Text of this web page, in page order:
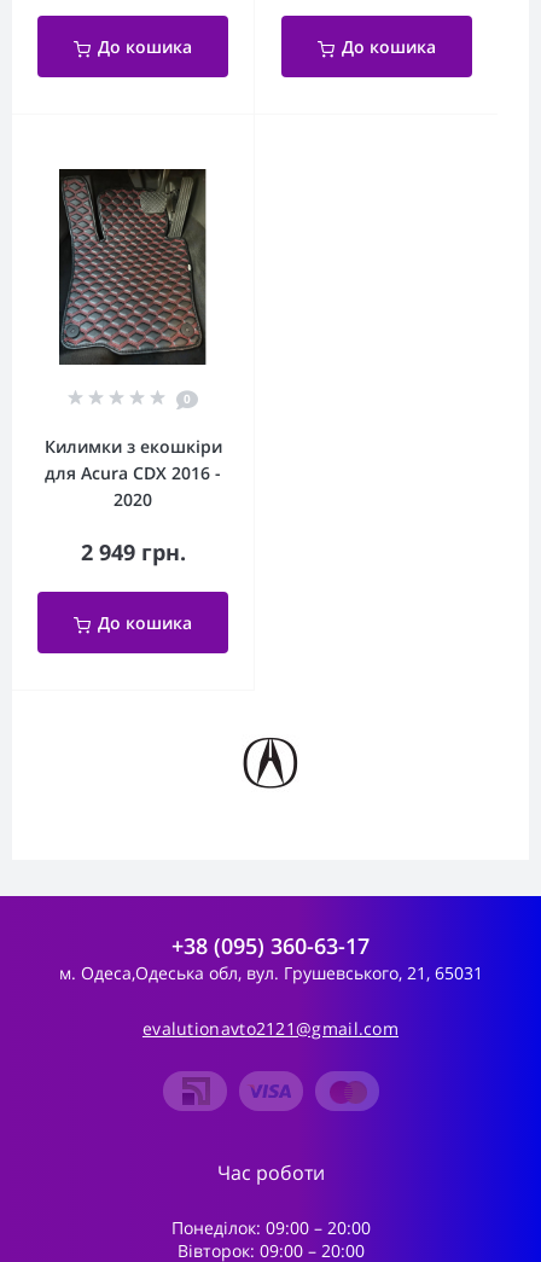
До кошика До кошика
0
Килимки з екошкіри
для Acura CDX 2016 -
2020
2 949 грн.
До кошика
+38 (095) 360-63-17
м. Одеса,Одеська обл, вул. Грушевського, 21, 65031
evalutionavto2121@gmail.com
Час роботи
Понеділок: 09:00 – 20:00
Вівторок: 09:00 – 20:00